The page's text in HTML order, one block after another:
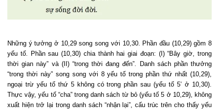
Những ý tưởng ở 10,29 song song với 10,30. Phần đầu (10,29) gồm 8
yếu tố. Phần sau (10,30) chia thành hai giai đoạn: (I) “Bây giờ, trong
thời gian này” và (II) “trong thời đang đến”. Danh sách phần thưởng
“trong thời này” song song với 8 yếu tố trong phần thứ nhất (10,29),
ngoại trừ yếu tố thứ 5 không có trong phần sau (yếu tố 5’ ở 10,30).
Thực vậy, yếu tố “cha” trong danh sách từ bỏ (yếu tố 5 ở 10,29), không
xuất hiện trở lại trong danh sách “nhận lại”, cấu trúc trên cho thấy yếu